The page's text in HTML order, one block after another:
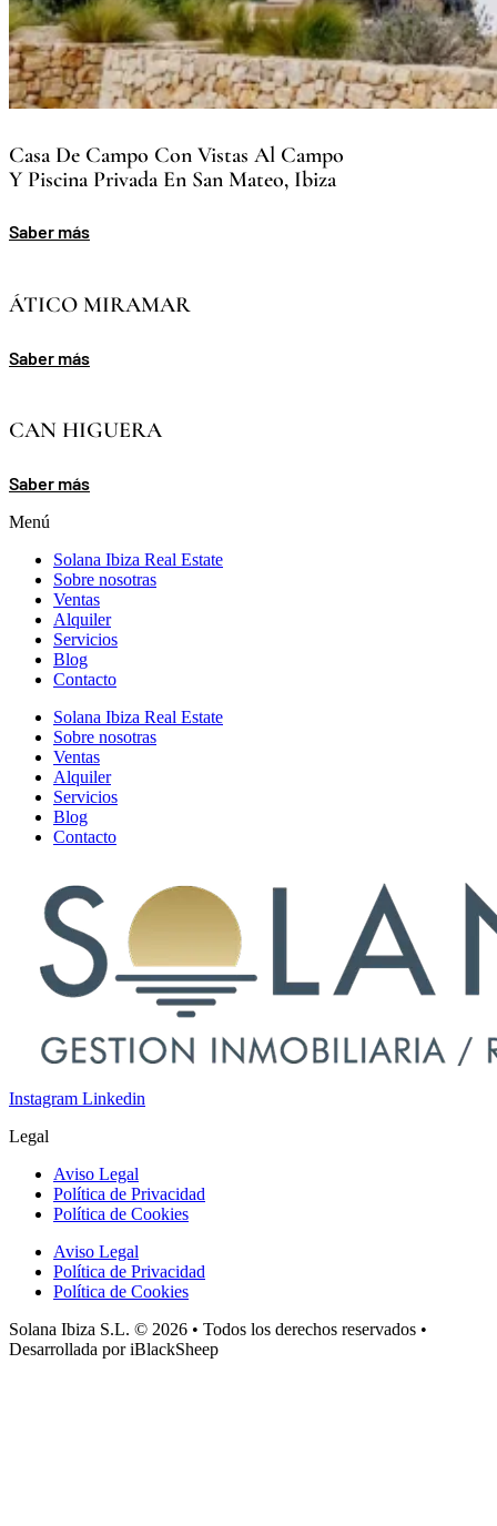
Casa De Campo Con Vistas Al Campo
Y Piscina Privada En San Mateo, Ibiza
Saber más
ÁTICO MIRAMAR
Saber más
CAN HIGUERA
Saber más
Menú
Solana Ibiza Real Estate
Sobre nosotras
Ventas
Alquiler
Servicios
Blog
Contacto
Solana Ibiza Real Estate
Sobre nosotras
Ventas
Alquiler
Servicios
Blog
Contacto
Instagram Linkedin
Legal
Aviso Legal
Política de Privacidad
Política de Cookies
Aviso Legal
Política de Privacidad
Política de Cookies
Solana Ibiza S.L. © 2026 • Todos los derechos reservados •
Desarrollada por iBlackSheep